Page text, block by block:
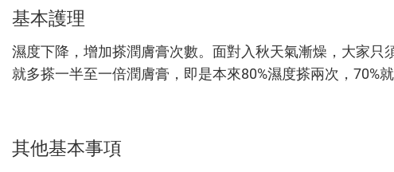
基本護理
濕度下降，增加搽潤膚膏次數。面對入秋天氣漸燥，大家只
就多搽一半至一倍潤膚膏，即是本來80%濕度搽兩次，70%
其他基本事項